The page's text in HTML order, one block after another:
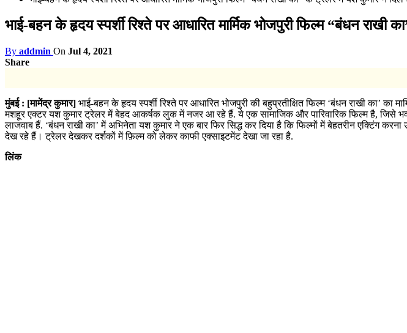
भाई-बहन के हृदय स्पर्शी रिश्ते पर आधारित मार्मिक भोजपुरी फिल्म “बंधन
By addmin On Jul 4, 2021
Share
मुंबई : [मामेंद्र कुमार] भाई-बहन के हृदय स्पर्शी रिश्ते पर आधारित भोजपुरी की बहुप्रतीक्षित फिल्म ‘बंधन राखी का’
मशहूर एक्टर यश कुमार ट्रेलर में बेहद आकर्षक लुक में नजर आ रहे हैं. ये एक सामाजिक और पारिवारिक फिल्म है, जिसे
लाजवाब हैं. ‘बंधन राखी का’ में अभिनेता यश कुमार ने एक बार फिर सिद्ध कर दिया है कि फिल्मों में बेहतरीन एक्टिंग
देख रहे हैं। ट्रेलर देखकर दर्शकों में फ़िल्म को लेकर काफी एक्साइटमेंट देखा जा रहा है.
लिंक